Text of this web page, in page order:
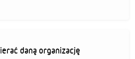
daną organizację